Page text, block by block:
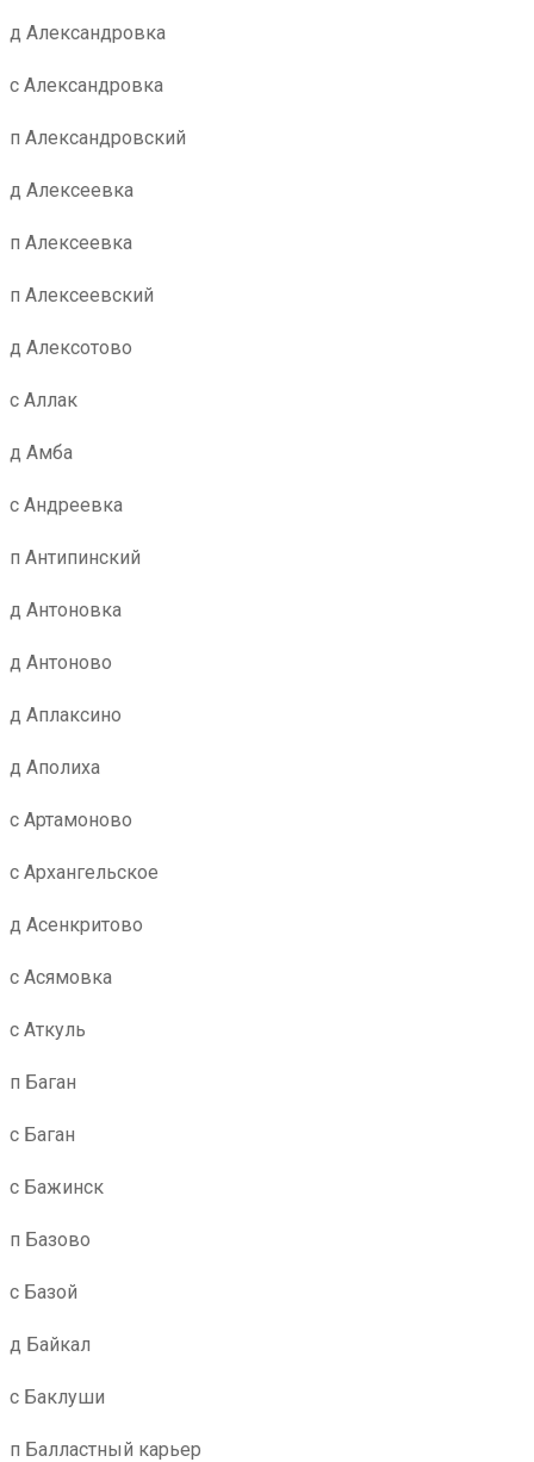
д Александровка
с Александровка
п Александровский
д Алексеевка
п Алексеевка
п Алексеевский
д Алексотово
с Аллак
д Амба
с Андреевка
п Антипинский
д Антоновка
д Антоново
д Аплаксино
д Аполиха
с Артамоново
с Архангельское
д Асенкритово
с Асямовка
с Аткуль
п Баган
с Баган
с Бажинск
п Базово
с Базой
д Байкал
с Баклуши
п Балластный карьер